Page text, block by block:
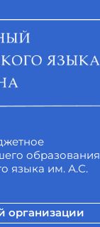
образования
языка им. А.С.
организации